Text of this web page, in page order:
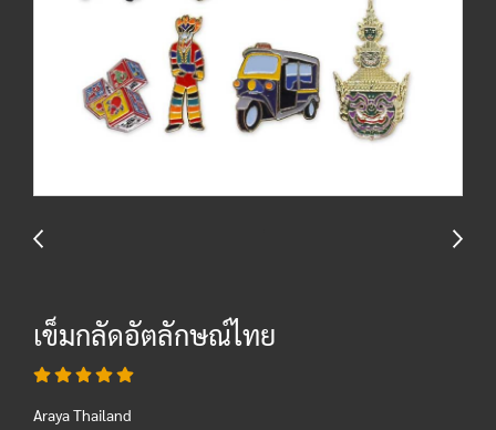
เข็มกลัดอัตลักษณ์ไทย
Araya Thailand